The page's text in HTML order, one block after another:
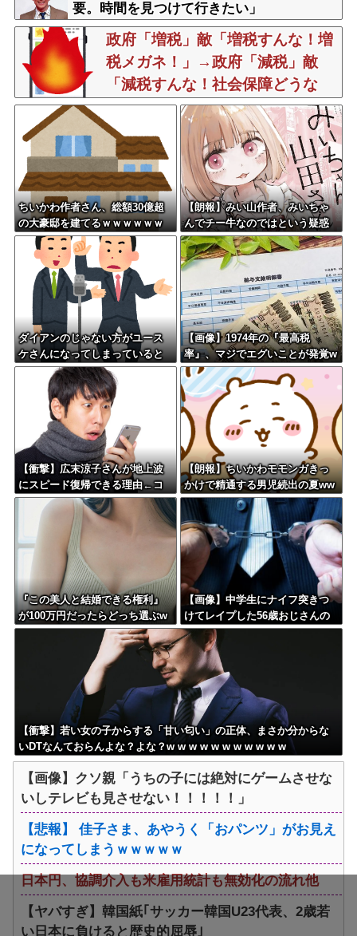
要。時間を見つけて行きたい」
政府「増税」敵「増税すんな！増
税メガネ！」→政府「減税」敵
「減税すんな！社会保障どうな
る！」
ちいかわ作者さん、総額30億超
の大豪邸を建てるｗｗｗｗｗｗ
ｗｗｗｗｗｗｗｗｗｗｗｗｗ
【朗報】みい山作者、みいちゃ
んでチー牛なのではという疑惑
が生まれるwwwwwww
ダイアンのじゃない方がユース
ケさんになってしまっていると
いう事実←これ
【画像】1974年の『最高税
率』、マジでエグいことが発覚w
www
【衝撃】広末涼子さんが地上波
にスピード復帰できる理由←コ
レ、誰にも分からない模様w w w
w w w w w
【朗報】ちいかわモモンガきっ
かけで精通する男児続出の夏ww
www
『この美人と結婚できる権利』
が100万円だったらどっち選ぶw
wwww
【画像】中学生にナイフ突きつ
けてレイプした56歳おじさんの
ご尊顔wwwwww
【衝撃】若い女の子からする「甘い匂い」の正体、まさか分からな
いDTなんておらんよな？よな？w w w w w w w w w w w
【画像】クソ親「うちの子には絶対にゲームさせな
いしテレビも見させない！！！！！」
【悲報】 佳子さま、あやうく「おパンツ」がお見え
になってしまうｗｗｗｗｗ
日本円、協調介入も米雇用統計も無効化の流れ他
【ヤバすぎ】韓国紙｢サッカー韓国U23代表、2歳若
い日本に負けると歴史的屈辱｣